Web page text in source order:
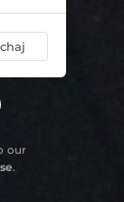
our
.